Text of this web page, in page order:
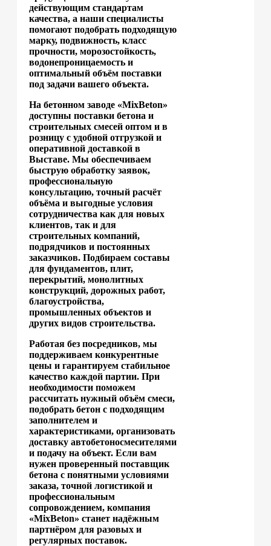
действующим стандартам
качества, а наши специалисты
помогают подобрать подходящую
марку, подвижность, класс
прочности, морозостойкость,
водонепроницаемость и
оптимальный объём поставки
под задачи вашего объекта.
На бетонном заводе «MixBeton»
доступны поставки бетона и
строительных смесей оптом и в
розницу с удобной отгрузкой и
оперативной доставкой в
Выставе. Мы обеспечиваем
быструю обработку заявок,
профессиональную
консультацию, точный расчёт
объёма и выгодные условия
сотрудничества как для новых
клиентов, так и для
строительных компаний,
подрядчиков и постоянных
заказчиков. Подбираем составы
для фундаментов, плит,
перекрытий, монолитных
конструкций, дорожных работ,
благоустройства,
промышленных объектов и
других видов строительства.
Работая без посредников, мы
поддерживаем конкурентные
цены и гарантируем стабильное
качество каждой партии. При
необходимости поможем
рассчитать нужный объём смеси,
подобрать бетон с подходящим
заполнителем и
характеристиками, организовать
доставку автобетоносмесителями
и подачу на объект. Если вам
нужен проверенный поставщик
бетона с понятными условиями
заказа, точной логистикой и
профессиональным
сопровождением, компания
«MixBeton» станет надёжным
партнёром для разовых и
регулярных поставок.